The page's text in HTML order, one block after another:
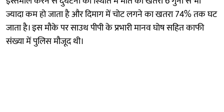
ज्यादा कम हो जाता है और दिमाग में चोट लगने का खतरा 74% तक घट
जाता है। इस मौके पर साउथ पीपी के प्रभारी मानव घोष सहित काफी
संख्या में पुलिस मौजूद थी।